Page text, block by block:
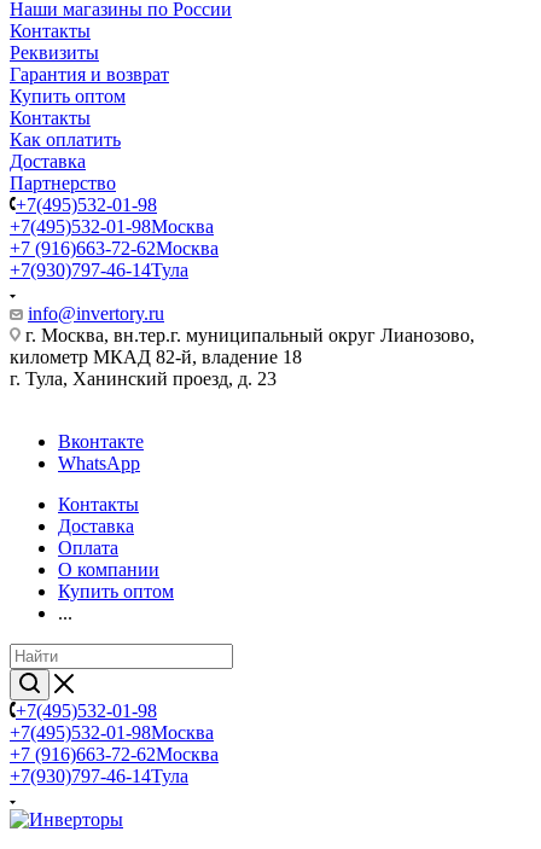
Наши магазины по России
Контакты
Реквизиты
Гарантия и возврат
Купить оптом
Контакты
Как оплатить
Доставка
Партнерство
+7(495)532-01-98
+7(495)532-01-98Москва
+7 (916)663-72-62Москва
+7(930)797-46-14Тула
info@invertory.ru
г. Москва, вн.тер.г. муниципальный округ Лианозово,
километр МКАД 82-й, владение 18
г. Тула, Ханинский проезд, д. 23
Вконтакте
WhatsApp
Контакты
Доставка
Оплата
О компании
Купить оптом
...
+7(495)532-01-98
+7(495)532-01-98Москва
+7 (916)663-72-62Москва
+7(930)797-46-14Тула